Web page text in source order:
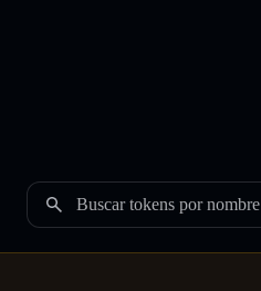
Buscar tokens por nombre